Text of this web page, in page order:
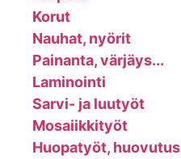
Korut
Nauhat, nyörit
Painanta, värjäys...
Laminointi
Sarvi- ja luutyöt
Mosaiikkityöt
Huopatyöt, huovutus